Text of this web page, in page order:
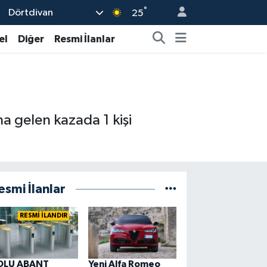
Dörtdivan 25°
Diğer Resmi İlanlar
gelen kazada 1 kişi
İlanlar
RESMİ İLANDIR
ABANT
Yeni Alfa Romeo